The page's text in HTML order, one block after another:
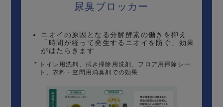
尿臭ブロッカー
ニオイの原因となる分解酵素の働きを抑え
「時間が経って発生するニオイを防ぐ」効果
がはたらきます
*
トイレ用洗剤、拭き掃除用洗剤、フロア用掃除シー
ト、衣料・空間用消臭剤での効果